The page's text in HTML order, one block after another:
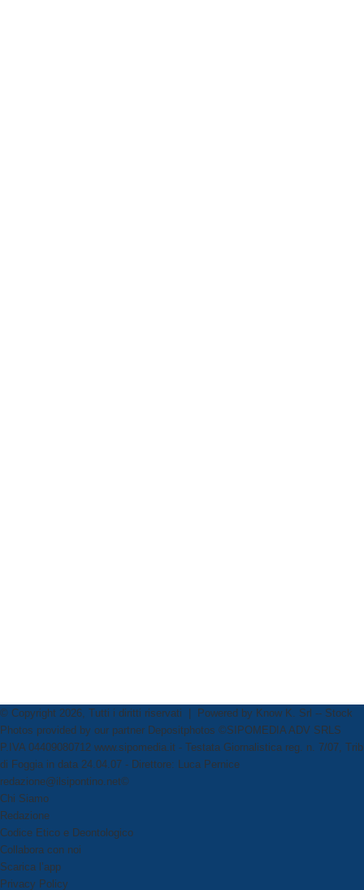
© Copyright 2026, Tutti i diritti riservati | Powered by Know K. Srl -- Stock
Photos provided by our partner Depositphotos ©SIPOMEDIA ADV SRLS
P.IVA 04409080712 www.sipomedia.it - Testata Giornalistica reg. n. 7/07, Trib
di Foggia in data 24.04.07 - Direttore: Luca Pernice
redazione@ilsipontino.net©
Chi Siamo
Redazione
Codice Etico e Deontologico
Collabora con noi
Scarica l’app
Privacy Policy